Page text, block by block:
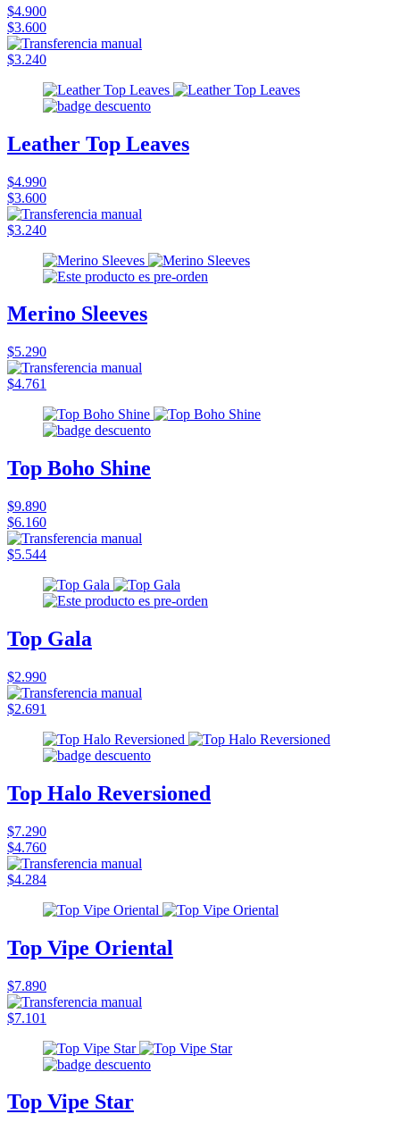
$4.900
$3.600
$3.240
Leather Top Leaves
$4.990
$3.600
$3.240
Merino Sleeves
$5.290
$4.761
Top Boho Shine
$9.890
$6.160
$5.544
Top Gala
$2.990
$2.691
Top Halo Reversioned
$7.290
$4.760
$4.284
Top Vipe Oriental
$7.890
$7.101
Top Vipe Star